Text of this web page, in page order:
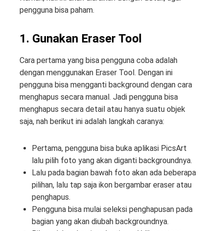
pengguna bisa paham.
1. Gunakan Eraser Tool
Cara pertama yang bisa pengguna coba adalah
dengan menggunakan Eraser Tool. Dengan ini
pengguna bisa mengganti background dengan cara
menghapus secara manual. Jadi pengguna bisa
menghapus secara detail atau hanya suatu objek
saja, nah berikut ini adalah langkah caranya:
Pertama, pengguna bisa buka aplikasi PicsArt
lalu pilih foto yang akan diganti backgroundnya.
Lalu pada bagian bawah foto akan ada beberapa
pilihan, lalu tap saja ikon bergambar eraser atau
penghapus.
Pengguna bisa mulai seleksi penghapusan pada
bagian yang akan diubah backgroundnya.